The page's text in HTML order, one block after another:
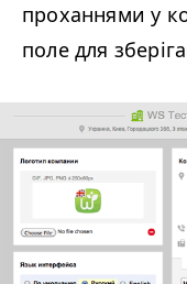
проханнями у
поле для